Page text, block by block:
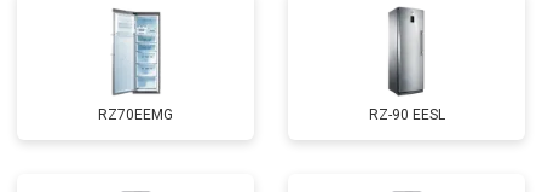
RZ70EEMG RZ-90 EESL